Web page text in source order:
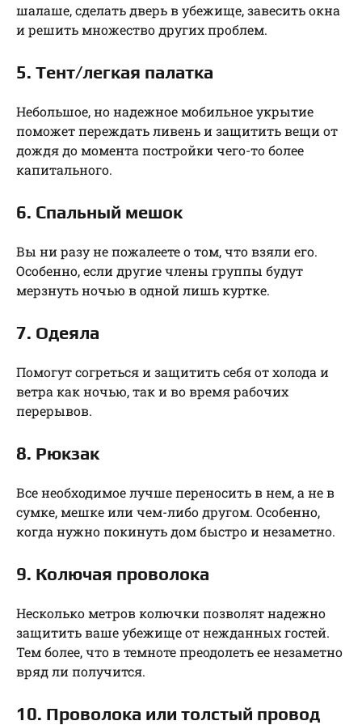
шалаше, сделать дверь в убежище, завесить окна
и решить множество других проблем.
5. Тент/легкая палатка
Небольшое, но надежное мобильное укрытие
поможет переждать ливень и защитить вещи от
дождя до момента постройки чего-то более
капитального.
6. Спальный мешок
Вы ни разу не пожалеете о том, что взяли его.
Особенно, если другие члены группы будут
мерзнуть ночью в одной лишь куртке.
7. Одеяла
Помогут согреться и защитить себя от холода и
ветра как ночью, так и во время рабочих
перерывов.
8. Рюкзак
Все необходимое лучше переносить в нем, а не в
сумке, мешке или чем-либо другом. Особенно,
когда нужно покинуть дом быстро и незаметно.
9. Колючая проволока
Несколько метров колючки позволят надежно
защитить ваше убежище от нежданных гостей.
Тем более, что в темноте преодолеть ее незаметно
вряд ли получится.
10. Проволока или толстый провод